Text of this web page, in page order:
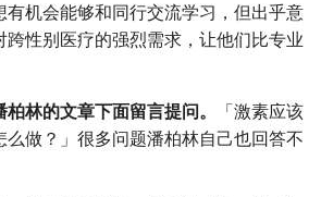
有机会能够和同行交流学习，但出乎意
跨性别医疗的强烈需求，让他们比专业
林的文章下面留言提问。
「激素应该
么做？」很多问题潘柏林自己也回答不